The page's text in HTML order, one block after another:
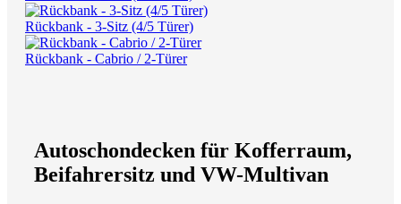
Rückbank - 3-Sitz (4/5 Türer)
Rückbank - Cabrio / 2-Türer
Autoschondecken für Kofferraum,
Beifahrersitz und VW-Multivan